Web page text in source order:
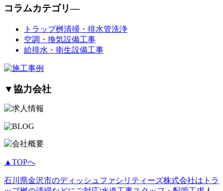
コラムカテゴリ―
トラップ桝清掃・排水管洗浄
空調・換気設備工事
給排水・衛生設備工事
▼協力会社
▲TOPへ
石川県金沢市のディッシュファシリティーズ株式会社はトラ